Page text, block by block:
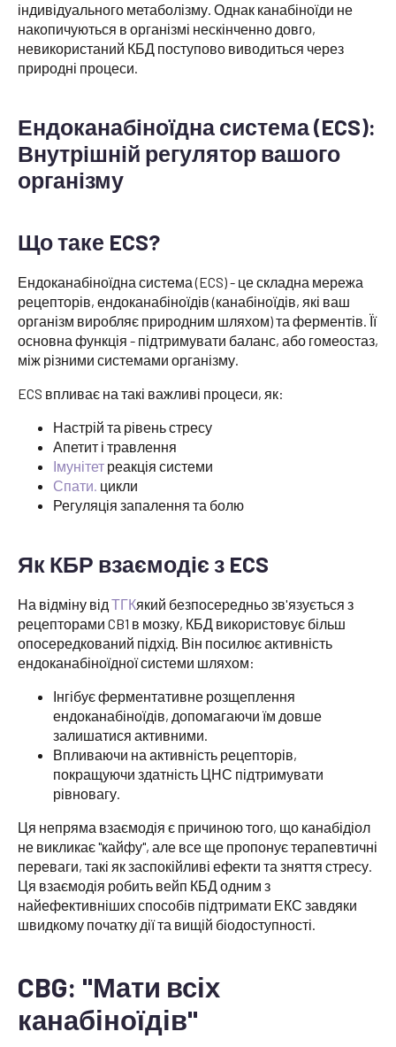
індивідуального метаболізму. Однак канабіноїди не
накопичуються в організмі нескінченно довго,
невикористаний КБД поступово виводиться через
природні процеси.
Ендоканабіноїдна система (ECS):
Внутрішній регулятор вашого
організму
Що таке ECS?
Ендоканабіноїдна система (ECS) - це складна мережа
рецепторів, ендоканабіноїдів (канабіноїдів, які ваш
організм виробляє природним шляхом) та ферментів. Її
основна функція - підтримувати баланс, або гомеостаз,
між різними системами організму.
ECS впливає на такі важливі процеси, як:
Настрій та рівень стресу
Апетит і травлення
Імунітет реакція системи
Спати. цикли
Регуляція запалення та болю
Як КБР взаємодіє з ECS
На відміну від ТГКякий безпосередньо зв'язується з
рецепторами CB1 в мозку, КБД використовує більш
опосередкований підхід. Він посилює активність
ендоканабіноїдної системи шляхом:
Інгібує ферментативне розщеплення
ендоканабіноїдів, допомагаючи їм довше
залишатися активними.
Впливаючи на активність рецепторів,
покращуючи здатність ЦНС підтримувати
рівновагу.
Ця непряма взаємодія є причиною того, що канабідіол
не викликає "кайфу", але все ще пропонує терапевтичні
переваги, такі як заспокійливі ефекти та зняття стресу.
Ця взаємодія робить вейп КБД одним з
найефективніших способів підтримати ЕКС завдяки
швидкому початку дії та вищій біодоступності.
CBG: "Мати всіх
канабіноїдів"